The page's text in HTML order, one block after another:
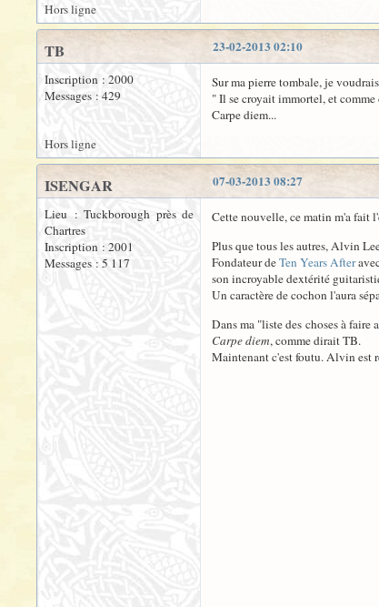
Hors ligne
23-02-2013 02:10
TB
Inscription : 2000
Messages : 429
Sur ma pierre tombale, je
" Il se croyait immortel, et
Carpe diem...
Hors ligne
07-03-2013 08:27
ISENGAR
Lieu : Tuckborough près de
Chartres
Inscription : 2001
Messages : 5 117
Cette nouvelle, ce matin m'a fait
Plus que tous les autres, Alvin
Fondateur deTen Years After
son incroyable dextérité
Un caractère de cochon l'aura
Dans ma "liste des choses à
Carpe diem, comme dirait TB.
Maintenant c'est foutu. Alvin est